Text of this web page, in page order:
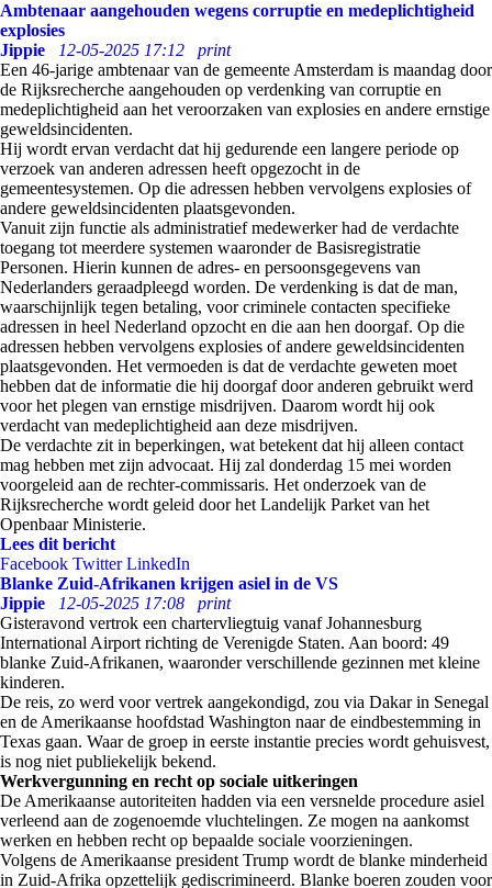
Ambtenaar aangehouden wegens corruptie en medeplichtigheid
explosies
Jippie
12-05-2025 17:12
print
Een 46-jarige ambtenaar van de gemeente Amsterdam is maandag door
de Rijksrecherche aangehouden op verdenking van corruptie en
medeplichtigheid aan het veroorzaken van explosies en andere ernstige
geweldsincidenten.
Hij wordt ervan verdacht dat hij gedurende een langere periode op
verzoek van anderen adressen heeft opgezocht in de
gemeentesystemen. Op die adressen hebben vervolgens explosies of
andere geweldsincidenten plaatsgevonden.
Vanuit zijn functie als administratief medewerker had de verdachte
toegang tot meerdere systemen waaronder de Basisregistratie
Personen. Hierin kunnen de adres- en persoonsgegevens van
Nederlanders geraadpleegd worden. De verdenking is dat de man,
waarschijnlijk tegen betaling, voor criminele contacten specifieke
adressen in heel Nederland opzocht en die aan hen doorgaf. Op die
adressen hebben vervolgens explosies of andere geweldsincidenten
plaatsgevonden. Het vermoeden is dat de verdachte geweten moet
hebben dat de informatie die hij doorgaf door anderen gebruikt werd
voor het plegen van ernstige misdrijven. Daarom wordt hij ook
verdacht van medeplichtigheid aan deze misdrijven.
De verdachte zit in beperkingen, wat betekent dat hij alleen contact
mag hebben met zijn advocaat. Hij zal donderdag 15 mei worden
voorgeleid aan de rechter-commissaris. Het onderzoek van de
Rijksrecherche wordt geleid door het Landelijk Parket van het
Openbaar Ministerie.
Lees dit bericht
Facebook Twitter LinkedIn
Blanke Zuid-Afrikanen krijgen asiel in de VS
Jippie
12-05-2025 17:08
print
Gisteravond vertrok een chartervliegtuig vanaf Johannesburg
International Airport richting de Verenigde Staten. Aan boord: 49
blanke Zuid-Afrikanen, waaronder verschillende gezinnen met kleine
kinderen.
De reis, zo werd voor vertrek aangekondigd, zou via Dakar in Senegal
en de Amerikaanse hoofdstad Washington naar de eindbestemming in
Texas gaan. Waar de groep in eerste instantie precies wordt gehuisvest,
is nog niet publiekelijk bekend.
Werkvergunning en recht op sociale uitkeringen
De Amerikaanse autoriteiten hadden via een versnelde procedure asiel
verleend aan de zogenoemde vluchtelingen. Ze mogen na aankomst
werken en hebben recht op bepaalde sociale voorzieningen.
Volgens de Amerikaanse president Trump wordt de blanke minderheid
in Zuid-Afrika opzettelijk gediscrimineerd. Blanke boeren zouden voor